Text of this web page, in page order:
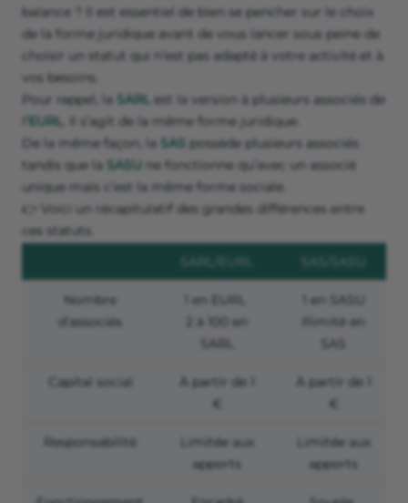
balance ? Il est essentiel de bien se pencher sur le choix
de la forme juridique avant de vous lancer sous peine de
choisir un statut qui n’est pas adapté à votre activité et à
vos besoins.
Pour rappel, la SARL est la version à plusieurs associés de
'EURL . Il s’agit de la même forme juridique.
De la même façon, la SAS possède plusieurs associés
tandis que la SASU ne fonctionne qu’avec un associé
unique mais c’est la même forme sociale.
👉 Voici un récapitulatif des grandes différences entre
ces statuts.
Nombre
d’associés
1 en EURL
2 à 100 en
SARL
1 en SASU
Illimité en
SAS
Capital social
À partir de 1
€
À partir de 1
€
Responsabilité
Limitée aux
apports
Limitée aux
apports